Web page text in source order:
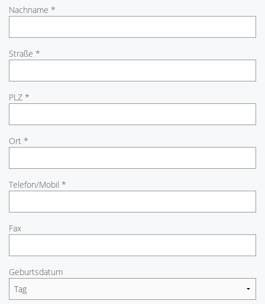
Nachname *
Straße *
PLZ *
Ort *
Telefon/Mobil *
Fax
Geburtsdatum